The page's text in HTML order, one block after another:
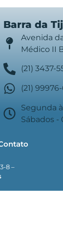
Barra da
Avenida
Médico II
(21) 3437-
(21)
Segunda
Sábados -
8 –